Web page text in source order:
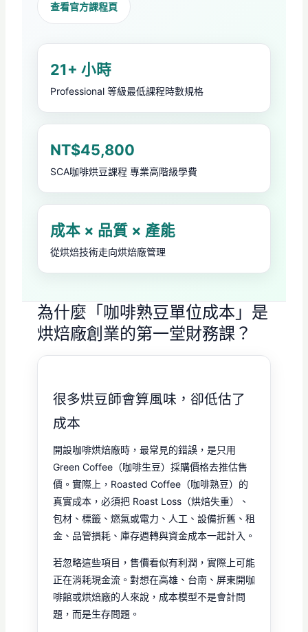
查看官方課程頁
21+ 小時
Professional 等級最低課程時數規格
NT$45,800
SCA咖啡烘豆課程 專業高階級學費
成本 × 品質 × 產能
從烘焙技術走向烘焙廠管理
為什麼「咖啡熟豆單位成本」是
烘焙廠創業的第一堂財務課？
很多烘豆師會算風味，卻低估了
成本
開設咖啡烘焙廠時，最常見的錯誤，是只用
Green Coffee（咖啡生豆）採購價格去推估售
價。實際上，Roasted Coffee（咖啡熟豆）的
真實成本，必須把 Roast Loss（烘焙失重）、
包材、標籤、燃氣或電力、人工、設備折舊、租
金、品管損耗、庫存週轉與資金成本一起計入。
若忽略這些項目，售價看似有利潤，實際上可能
正在消耗現金流。對想在高雄、台南、屏東開咖
啡館或烘焙廠的人來說，成本模型不是會計問
題，而是生存問題。